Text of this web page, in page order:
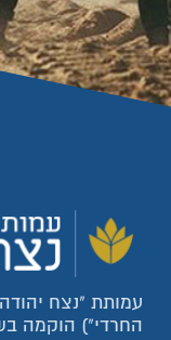
עמותת "נצח